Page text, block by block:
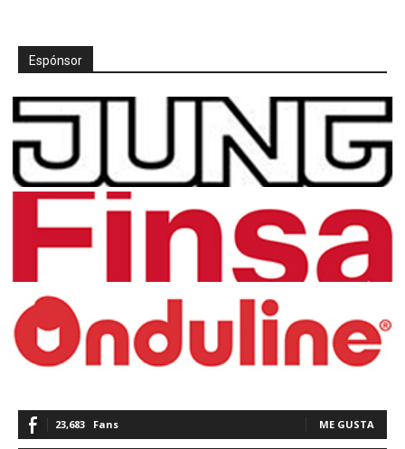
Espónsor
23,683 Fans ME GUSTA